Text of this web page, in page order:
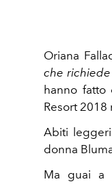
Oriana
che
hanno
Resort
Abiti
donna
Ma guai a